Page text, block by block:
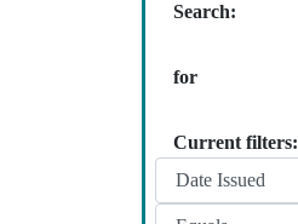
Search:
for
Current filters: